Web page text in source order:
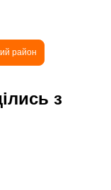
район
з